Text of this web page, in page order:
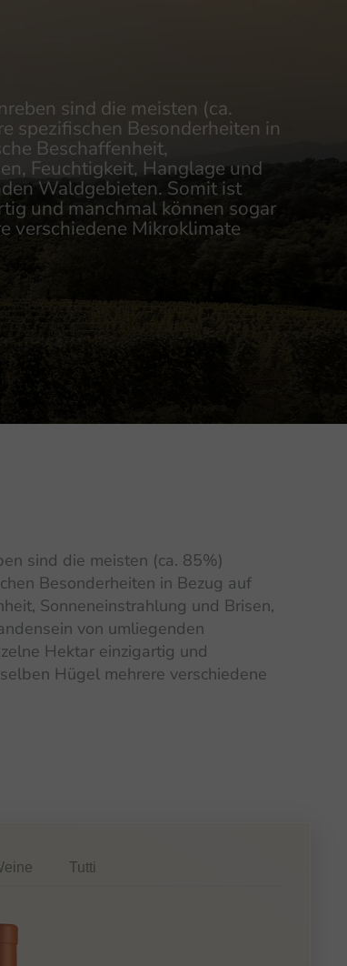
sind die meisten (ca.
spezifischen Besonderheiten in
Beschaffenheit,
Feuchtigkeit, Hanglage und
Waldgebieten. Somit ist
und manchmal können sogar
verschiedene Mikroklimate
sind die meisten (ca. 85%)
Besonderheiten in Bezug auf
Sonneneinstrahlung und Brisen,
von umliegenden
Hektar einzigartig und
Hügel mehrere verschiedene
Tutti